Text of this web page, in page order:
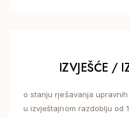
IZVJEŠĆE /
o stanju rješavanja
u izvještajnom razdoblju od